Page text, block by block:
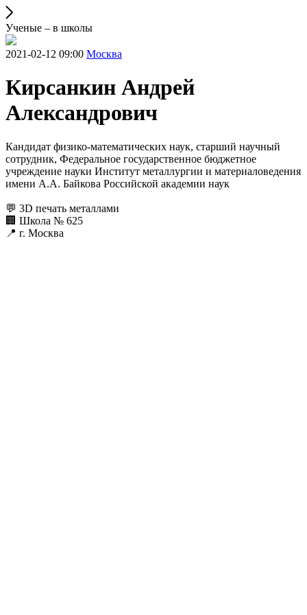
Ученые – в школы
2021-02-12 09:00 Москва
Кирсанкин Андрей
Александрович
Кандидат физико-математических наук, старший научный
сотрудник, Федеральное государственное бюджетное
учреждение науки Институт металлургии и материаловедения
имени А.А. Байкова Российской академии наук
💬 3D печать металлами
🏢 Школа № 625
📍 г. Москва